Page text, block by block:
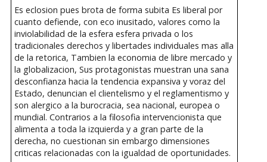
Es eclosion pues brota de forma subita Es liberal por
cuanto defiende, con eco inusitado, valores como la
inviolabilidad de la esfera esfera privada o los
tradicionales derechos y libertades individuales mas alla
de la retorica, Tambien la economia de libre mercado y
la globalizacion, Sus protagonistas muestran una sana
desconfianza hacia la tendencia expansiva y voraz del
Estado, denuncian el clientelismo y el reglamentismo y
son alergico a la burocracia, sea nacional, europea o
mundial. Contrarios a la filosofia intervencionista que
alimenta a toda la izquierda y a gran parte de la
derecha, no cuestionan sin embargo dimensiones
criticas relacionadas con la igualdad de oportunidades.